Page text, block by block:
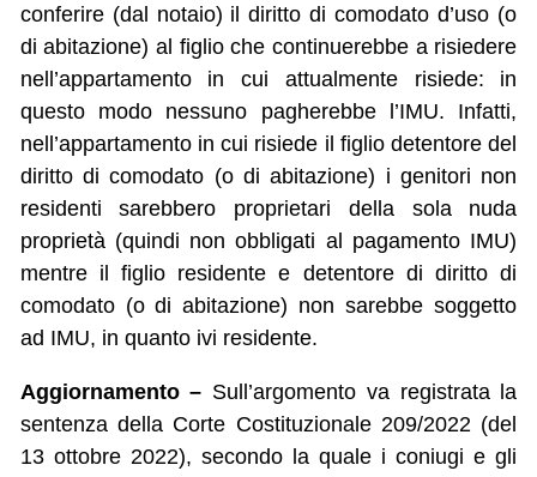
conferire (dal notaio) il diritto di comodato d’uso (o
di abitazione) al figlio che continuerebbe a risiedere
nell’appartamento in cui attualmente risiede: in
questo modo nessuno pagherebbe l’IMU. Infatti,
nell’appartamento in cui risiede il figlio detentore del
diritto di comodato (o di abitazione) i genitori non
residenti sarebbero proprietari della sola nuda
proprietà (quindi non obbligati al pagamento IMU)
mentre il figlio residente e detentore di diritto di
comodato (o di abitazione) non sarebbe soggetto
ad IMU, in quanto ivi residente.
Aggiornamento – Sull’argomento va registrata la
sentenza della Corte Costituzionale 209/2022 (del
13 ottobre 2022), secondo la quale i coniugi e gli